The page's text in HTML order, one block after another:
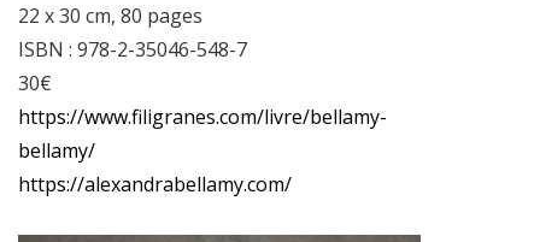
22 x 30 cm, 80 pages
ISBN : 978-2-35046-548-7
30€
https://www.filigranes.com/livre/bellamy-
bellamy/
https://alexandrabellamy.com/